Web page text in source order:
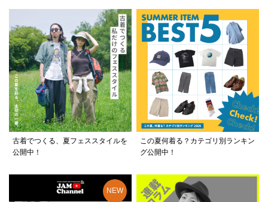
古着でつくる、夏フェススタイルを
公開中！
この夏何着る？カテゴリ別ランキン
グ公開中！